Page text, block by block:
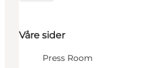
Våre sider
Press Room